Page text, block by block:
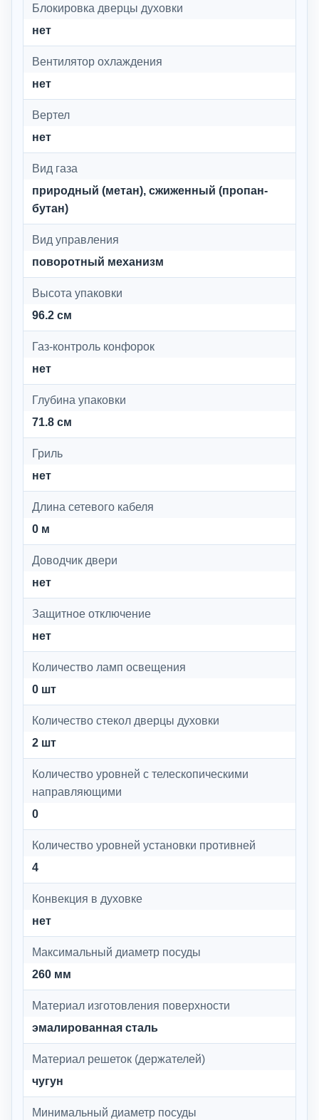
Блокировка дверцы духовки
нет
Вентилятор охлаждения
нет
Вертел
нет
Вид газа
природный (метан), сжиженный (пропан-
бутан)
Вид управления
поворотный механизм
Высота упаковки
96.2 см
Газ-контроль конфорок
нет
Глубина упаковки
71.8 см
Гриль
нет
Длина сетевого кабеля
0 м
Доводчик двери
нет
Защитное отключение
нет
Количество ламп освещения
0 шт
Количество стекол дверцы духовки
2 шт
Количество уровней с телескопическими
направляющими
0
Количество уровней установки противней
4
Конвекция в духовке
нет
Максимальный диаметр посуды
260 мм
Материал изготовления поверхности
эмалированная сталь
Материал решеток (держателей)
чугун
Минимальный диаметр посуды